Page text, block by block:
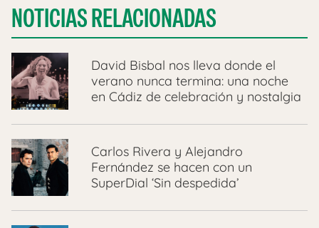
NOTICIAS RELACIONADAS
David Bisbal nos lleva donde el
verano nunca termina: una noche
en Cádiz de celebración y nostalgia
Carlos Rivera y Alejandro
Fernández se hacen con un
SuperDial ‘Sin despedida’